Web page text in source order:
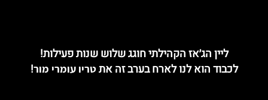
ליין הג׳אז הקהילתי חוגג שלוש שנות פעילות!
לכבוד הוא לנו לארח בערב זה אתטריו עומרי מור!